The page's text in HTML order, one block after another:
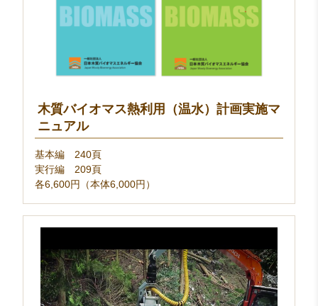
木質バイオマス熱利用（温水）計画実施マ
ニュアル
基本編 240頁
実行編 209頁
各6,600円（本体6,000円）